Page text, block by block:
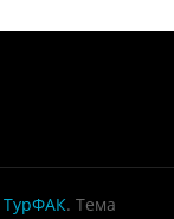
ТурФАК. Тема